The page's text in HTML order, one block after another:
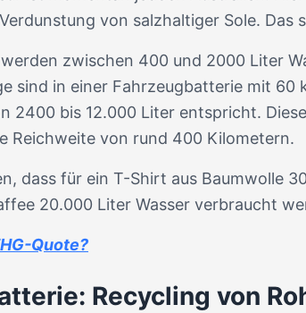
von salzhaltiger Sole. Das
zwischen 400 und 2000 Liter
sind in einer Fahrzeugbatterie mit 60
2400 bis 12.000 Liter entspricht.
Reichweite von rund 400 Kilometern.
dass für ein T-Shirt aus Baumwolle
20.000 Liter Wasser verbraucht
Quote?
Recycling von